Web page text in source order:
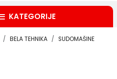
KATEGORIJE
BELA TEHNIKA SUDOMAŠINE